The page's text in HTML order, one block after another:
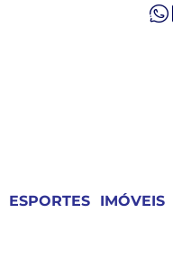
ESPORTES IMÓVEIS